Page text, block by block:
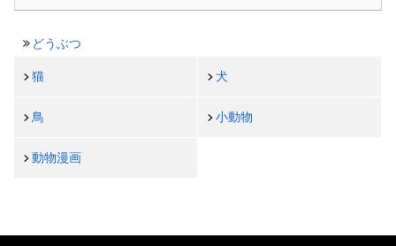
どうぶつ
猫 犬
鳥 小動物
動物漫画